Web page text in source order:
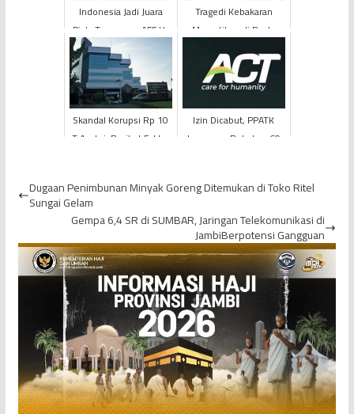
Indonesia Jadi Juara
Piala Turnamen AFF U-
16 Tahun 2022
Tragedi Kebakaran
Mematikan di Pesta
Pernikahan Irak, Lebih
dari 100 Orang Tewas
Skandal Korupsi Rp 10
T Asabri, Berikut Fakta-
Izin Dicabut, PPATK
Langsung Bekukan 60
Dugaan Penimbunan Minyak Goreng Ditemukan di Toko Ritel
Sungai Gelam
Gempa 6,4 SR di SUMBAR, Jaringan Telekomunikasi di
JambiBerpotensi Gangguan